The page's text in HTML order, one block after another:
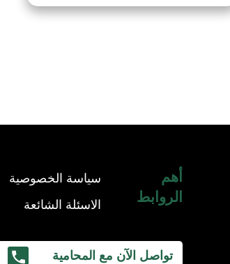
أهم
الروابط
سياسة الخصوصية
الاسئلة الشائعة
تواصل الآن مع المحامية